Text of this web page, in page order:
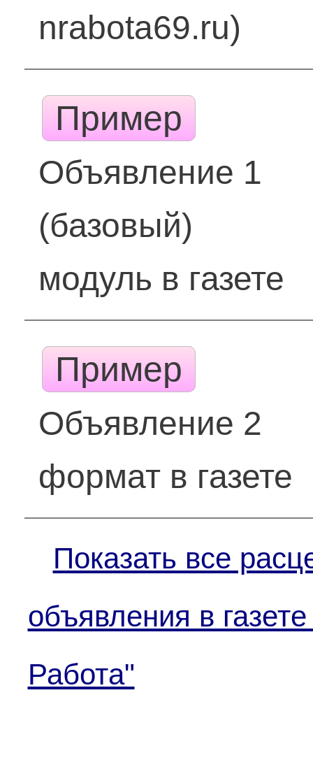
nrabota69.ru)
Пример
Объявление 1
(базовый)
модуль в газете
Пример
Объявление 2
формат в газете
Показать все
объявления в
Работа"